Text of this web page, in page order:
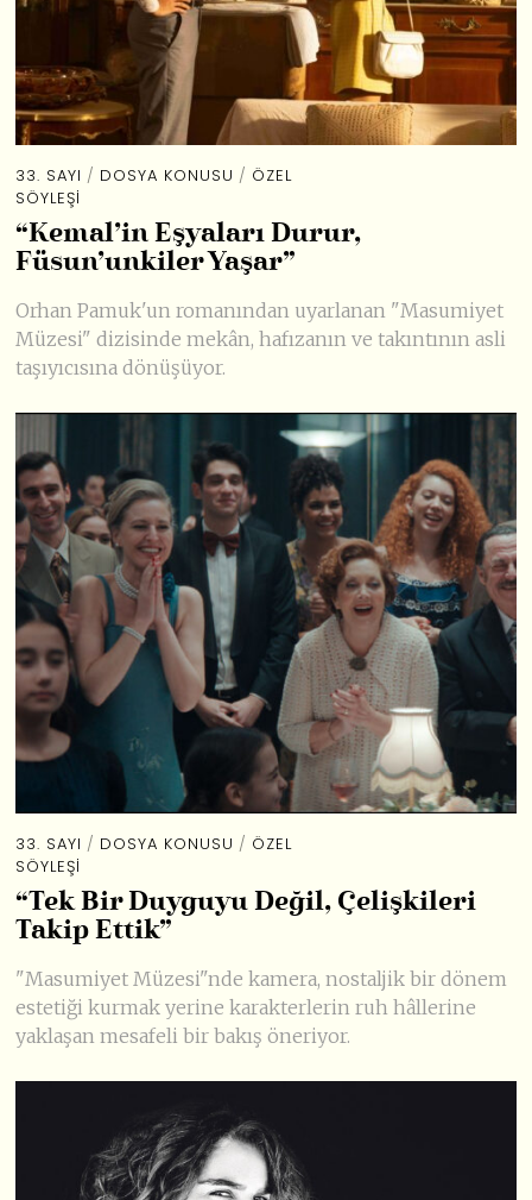
33. SAYI / DOSYA KONUSU / ÖZEL
SÖYLEŞI
“Kemal’in Eşyaları Durur,
Füsun’unkiler Yaşar”
Orhan Pamuk'un romanından uyarlanan "Masumiyet
Müzesi" dizisinde mekân, hafızanın ve takıntının asli
taşıyıcısına dönüşüyor.
33. SAYI / DOSYA KONUSU / ÖZEL
SÖYLEŞI
“Tek Bir Duyguyu Değil, Çelişkileri
Takip Ettik”
"Masumiyet Müzesi"nde kamera, nostaljik bir dönem
estetiği kurmak yerine karakterlerin ruh hâllerine
yaklaşan mesafeli bir bakış öneriyor.